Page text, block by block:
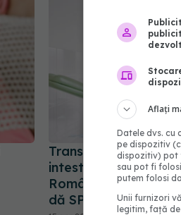
Transplantul de
intestin subțire, pas
România. Dr.
dă SPERANȚE
Aflați
Datele dvs. cu
pe dispozitiv
dispozitiv) pot
sau pot fi
putem folosi
Unii furnizori
legitim, față